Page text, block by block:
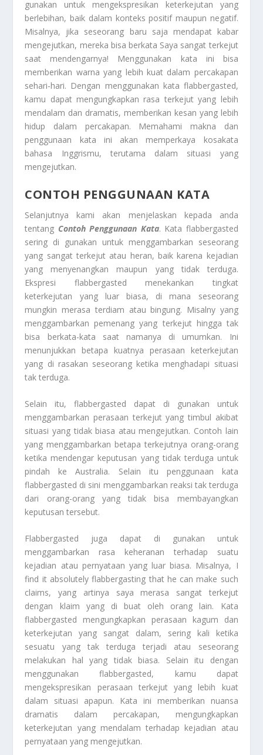
gunakan untuk mengekspresikan keterkejutan yang
berlebihan, baik dalam konteks positif maupun negatif.
Misalnya, jika seseorang baru saja mendapat kabar
mengejutkan, mereka bisa berkata Saya sangat terkejut
saat mendengarnya! Menggunakan kata ini bisa
memberikan warna yang lebih kuat dalam percakapan
sehari-hari. Dengan menggunakan kata flabbergasted,
kamu dapat mengungkapkan rasa terkejut yang lebih
mendalam dan dramatis, memberikan kesan yang lebih
hidup dalam percakapan. Memahami makna dan
penggunaan kata ini akan memperkaya kosakata
bahasa Inggrismu, terutama dalam situasi yang
mengejutkan.
CONTOH PENGGUNAAN KATA
Selanjutnya kami akan menjelaskan kepada anda
tentang Contoh Penggunaan Kata. Kata flabbergasted
sering di gunakan untuk menggambarkan seseorang
yang sangat terkejut atau heran, baik karena kejadian
yang menyenangkan maupun yang tidak terduga.
Ekspresi flabbergasted menekankan tingkat
keterkejutan yang luar biasa, di mana seseorang
mungkin merasa terdiam atau bingung. Misalny yang
menggambarkan pemenang yang terkejut hingga tak
bisa berkata-kata saat namanya di umumkan. Ini
menunjukkan betapa kuatnya perasaan keterkejutan
yang di rasakan seseorang ketika menghadapi situasi
tak terduga.
Selain itu, flabbergasted dapat di gunakan untuk
menggambarkan perasaan terkejut yang timbul akibat
situasi yang tidak biasa atau mengejutkan. Contoh lain
yang menggambarkan betapa terkejutnya orang-orang
ketika mendengar keputusan yang tidak terduga untuk
pindah ke Australia. Selain itu penggunaan kata
flabbergasted di sini menggambarkan reaksi tak terduga
dari orang-orang yang tidak bisa membayangkan
keputusan tersebut.
Flabbergasted juga dapat di gunakan untuk
menggambarkan rasa keheranan terhadap suatu
kejadian atau pernyataan yang luar biasa. Misalnya, I
find it absolutely flabbergasting that he can make such
claims, yang artinya saya merasa sangat terkejut
dengan klaim yang di buat oleh orang lain. Kata
flabbergasted mengungkapkan perasaan kagum dan
keterkejutan yang sangat dalam, sering kali ketika
sesuatu yang tak terduga terjadi atau seseorang
melakukan hal yang tidak biasa. Selain itu dengan
menggunakan flabbergasted, kamu dapat
mengekspresikan perasaan terkejut yang lebih kuat
dalam situasi apapun. Kata ini memberikan nuansa
dramatis dalam percakapan, mengungkapkan
keterkejutan yang mendalam terhadap kejadian atau
pernyataan yang mengejutkan.